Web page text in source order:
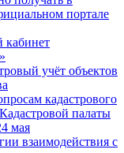
портале
учёт объектов
кадастрового
палаты
мая
взаимодействия с